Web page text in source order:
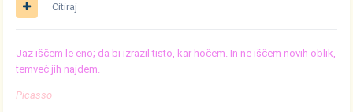
Citiraj
Jaz iščem le eno; da bi izrazil tisto, kar hočem. In ne iščem novih oblik,
temveč jih najdem.
Picasso